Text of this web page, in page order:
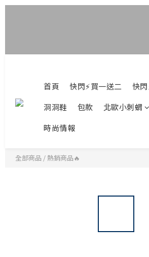
首頁 快閃⚡買一送二 快
洞洞鞋
包款 北歐小刺蝟
時尚情報
全部商品 /熱銷商品🔥